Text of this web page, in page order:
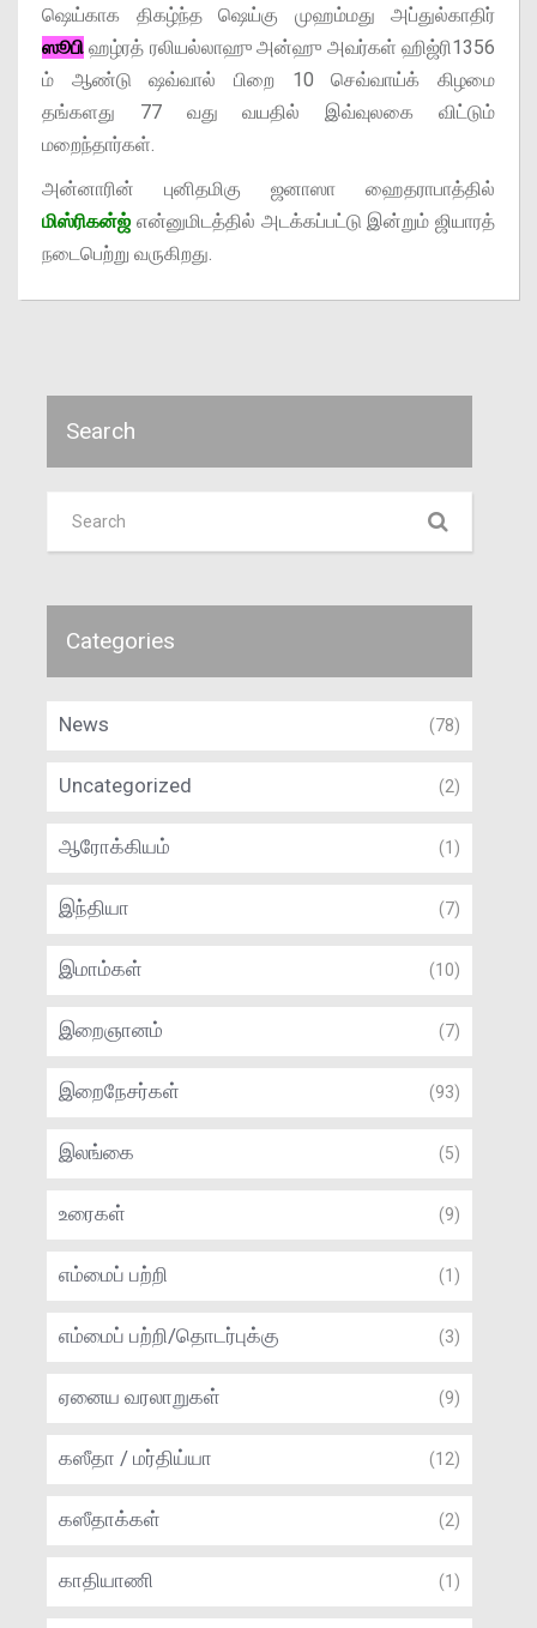
ஷெய்காக திகழ்ந்த ஷெய்கு முஹம்மது அப்துல்காதிர்
ஸூபி ஹழ்ரத் ரலியல்லாஹு அன்ஹு அவர்கள் ஹிஜ்ரி1356
ம் ஆண்டு ஷவ்வால் பிறை 10 செவ்வாய்க் கிழமை
தங்களது 77 வது வயதில் இவ்வுலகை விட்டும்
மறைந்தார்கள்.
அன்னாரின் புனிதமிகு ஜனாஸா ஹைதராபாத்தில்
மிஸ்ரிகன்ஜ்என்னுமிடத்தில் அடக்கப்பட்டு இன்றும் ஜியாரத்
நடைபெற்று வருகிறது.
Search
Categories
News (78)
Uncategorized (2)
ஆரோக்கியம் (1)
இந்தியா (7)
இமாம்கள் (10)
இறைஞானம் (7)
இறைநேசர்கள் (93)
இலங்கை (5)
உரைகள் (9)
எம்மைப் பற்றி (1)
எம்மைப் பற்றி/தொடர்புக்கு (3)
ஏனைய வரலாறுகள் (9)
கஸீதா / மர்திய்யா (12)
கஸீதாக்கள் (2)
காதியாணி (1)